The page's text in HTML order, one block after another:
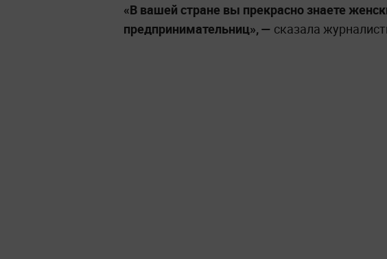
«В вашей стране вы прекрасно знаете
предпринимательниц», — сказала